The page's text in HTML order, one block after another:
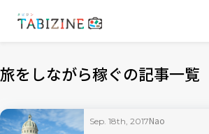
旅をしながら稼ぐの記事一覧
Sep. 18th, 2017Nao